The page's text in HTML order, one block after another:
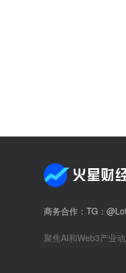
商务合作 ：TG：
聚焦AI和Web3产业